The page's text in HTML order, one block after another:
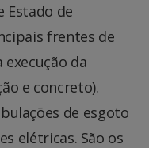
Estado de
frentes de
da
e concreto).
de esgoto
elétricas. São os